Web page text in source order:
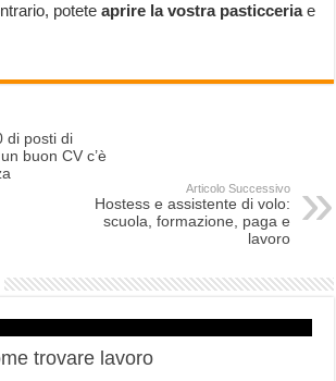
poteteaprire la vostra pasticceriae
di posti di
buon CV c’è
Articolo Successivo
Hostess e assistente di volo:
scuola, formazione, paga e
lavoro
trovare lavoro